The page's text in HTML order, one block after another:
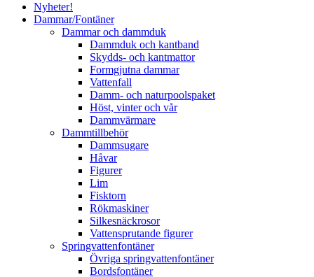
Nyheter!
Dammar/Fontäner
Dammar och dammduk
Dammduk och kantband
Skydds- och kantmattor
Formgjutna dammar
Vattenfall
Damm- och naturpoolspaket
Höst, vinter och vår
Dammvärmare
Dammtillbehör
Dammsugare
Håvar
Figurer
Lim
Fisktorn
Rökmaskiner
Silkesnäckrosor
Vattensprutande figurer
Springvattenfontäner
Övriga springvattenfontäner
Bordsfontäner